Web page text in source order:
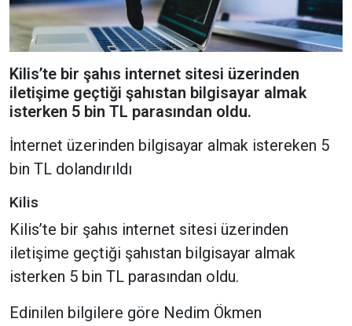
Kilis’te bir şahıs internet sitesi üzerinden
iletişime geçtiği şahıstan bilgisayar almak
isterken 5 bin TL parasından oldu.
İnternet üzerinden bilgisayar almak istereken 5
bin TL dolandırıldı
Kilis
Kilis’te bir şahıs internet sitesi üzerinden
iletişime geçtiği şahıstan bilgisayar almak
isterken 5 bin TL parasından oldu.
Edinilen bilgilere göre Nedim Ökmen